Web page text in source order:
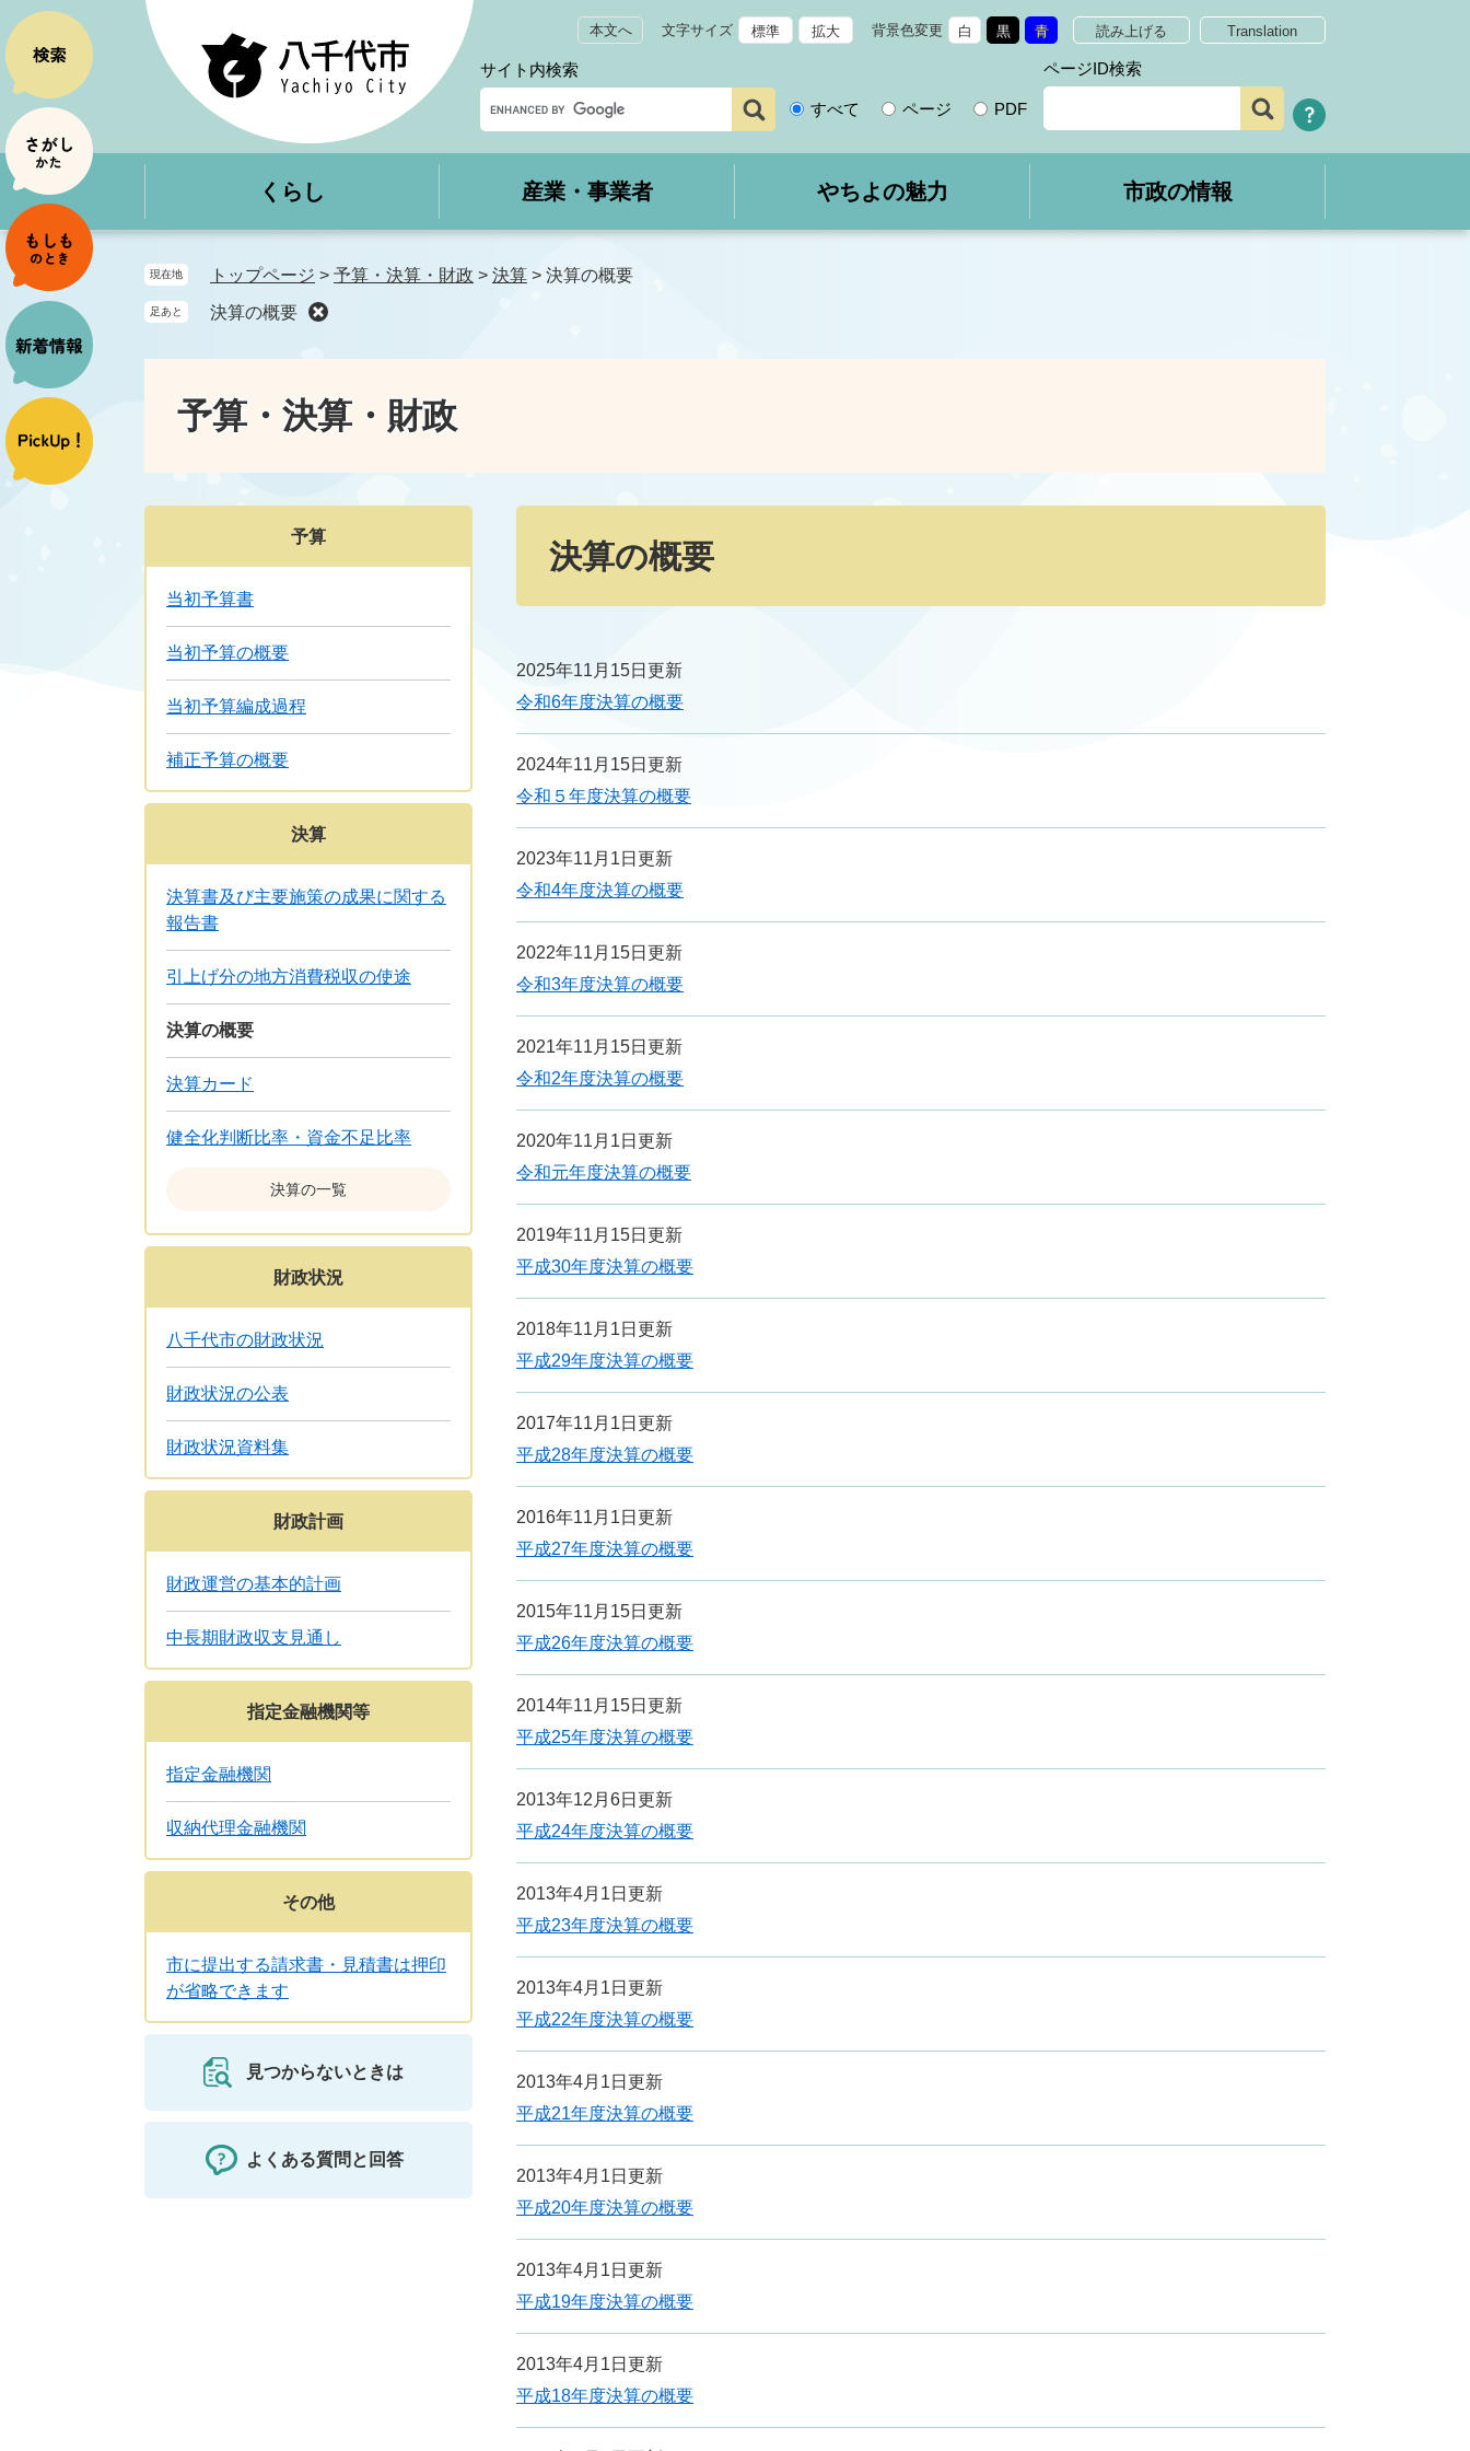
ー
ジ
の
先
頭
で
す
。
ニ
ュ
ー
を
飛
ば
し
て
本
文
本文へ 文字サイズ 標準 拡大 背景色変更 白 黒 青 読み上げる Translation
サイト内検索
すべて ページ PDF
ページID検索
くらし 産業・事業者 やちよの魅力 市政の情報
現在地 トップページ > 予算・決算・財政 > 決算 > 決算の概要
足あと 決算の概要
予算・決算・財政
決算の概要
2025年11月15日更新
令和6年度決算の概要
2024年11月15日更新
令和５年度決算の概要
2023年11月1日更新
令和4年度決算の概要
2022年11月15日更新
令和3年度決算の概要
2021年11月15日更新
令和2年度決算の概要
2020年11月1日更新
令和元年度決算の概要
2019年11月15日更新
平成30年度決算の概要
2018年11月1日更新
平成29年度決算の概要
2017年11月1日更新
平成28年度決算の概要
2016年11月1日更新
平成27年度決算の概要
2015年11月15日更新
平成26年度決算の概要
2014年11月15日更新
平成25年度決算の概要
2013年12月6日更新
平成24年度決算の概要
2013年4月1日更新
平成23年度決算の概要
2013年4月1日更新
平成22年度決算の概要
2013年4月1日更新
平成21年度決算の概要
2013年4月1日更新
平成20年度決算の概要
2013年4月1日更新
平成19年度決算の概要
2013年4月1日更新
平成18年度決算の概要
予算
当初予算書
当初予算の概要
当初予算編成過程
補正予算の概要
決算
決算書及び主要施策の成果に関する
報告書
引上げ分の地方消費税収の使途
決算の概要
決算カード
健全化判断比率・資金不足比率
決算の一覧
財政状況
八千代市の財政状況
財政状況の公表
財政状況資料集
財政計画
財政運営の基本的計画
中長期財政収支見通し
指定金融機関等
指定金融機関
収納代理金融機関
その他
市に提出する請求書・見積書は押印
が省略できます
見つからないときは
よくある質問と回答